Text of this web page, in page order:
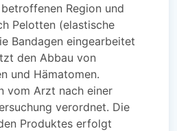
Region und
Pelotten (elastische
Bandagen eingearbeitet
den Abbau von
und Hämatomen.
vom Arzt nach einer
verordnet. Die
Produktes erfolgt